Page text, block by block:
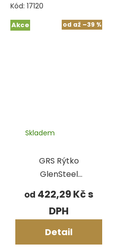
Kód: 17120
Akce od až –39 %
GRS Rýtko
GlenSteel
stupňovité
kulaté
Skladem
od 422,29 Kč
Detail